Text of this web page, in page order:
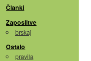
Članki
Zaposlitve
brskaj
Ostalo
pravila